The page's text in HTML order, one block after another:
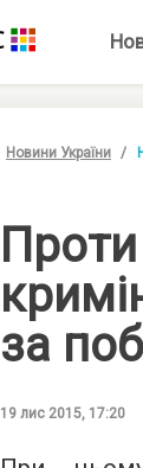
Новини України
за
19 лис 2015, 17:20